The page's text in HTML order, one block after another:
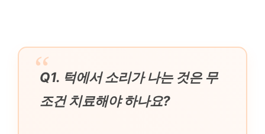
Q1. 턱에서 소리가 나는 것은 무
조건 치료해야 하나요?